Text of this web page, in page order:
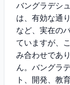
バングラデシ
は、有効な通
など、実在の
ていますが、
み合わせであ
ん。バングラ
ト、開発、教